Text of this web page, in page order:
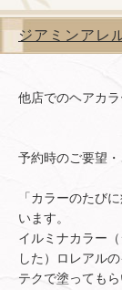
ジアミンアレ
他店でのヘアカ
予約時のご要望・
「カラーのたび
います。
イルミナカラー
した）ロレアル
テクで塗っても